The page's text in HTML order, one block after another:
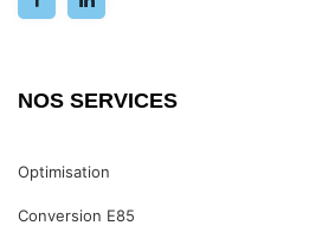
NOS SERVICES
Optimisation
Conversion E85